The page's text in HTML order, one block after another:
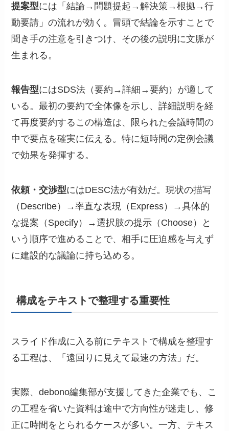
提案型には「結論→問題提起→解決策→根拠→行
動要請」の流れが効く。冒頭で結論を示すことで
聞き手の注意を引きつけ、その後の説明に文脈が
生まれる。
報告型にはSDS法（要約→詳細→要約）が適して
いる。最初の要約で全体像を示し、詳細説明を経
て再度要約するこの構造は、限られた会議時間の
中で要点を確実に伝える。特に短時間の定例会議
で効果を発揮する。
依頼・交渉型にはDESC法が有効だ。現状の描写
（Describe）→率直な表現（Express）→具体的
な提案（Specify）→選択肢の提示（Choose）と
いう順序で進めることで、相手に圧迫感を与えず
に建設的な議論に持ち込める。
構成をテキストで整理する重要性
スライド作成に入る前にテキストで構成を整理す
る工程は、「遠回りに見えて最速の方法」だ。
実際、debono編集部が支援してきた企業でも、こ
の工程を省いた資料は途中で方向性が迷走し、修
正に時間をとられるケースが多い。一方、テキス